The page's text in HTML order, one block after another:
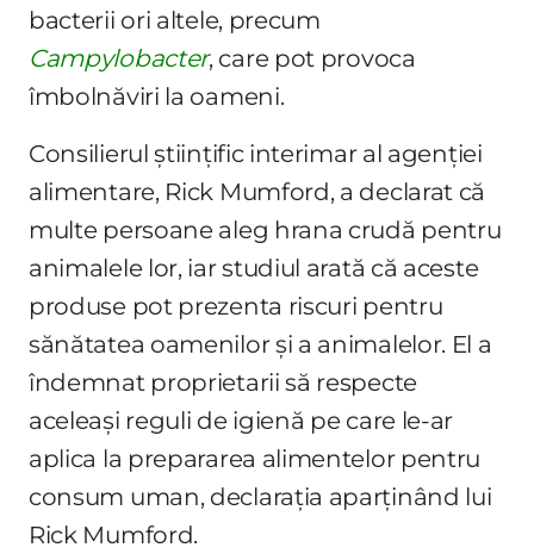
bacterii ori altele, precum
Campylobacter, care pot provoca
îmbolnăviri la oameni.
Consilierul științific interimar al agenției
alimentare, Rick Mumford, a declarat că
multe persoane aleg hrana crudă pentru
animalele lor, iar studiul arată că aceste
produse pot prezenta riscuri pentru
sănătatea oamenilor și a animalelor. El a
îndemnat proprietarii să respecte
aceleași reguli de igienă pe care le-ar
aplica la prepararea alimentelor pentru
consum uman, declarația aparținând lui
Rick Mumford.